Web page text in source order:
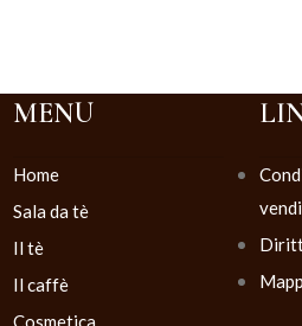
MENU
Home
Sala da tè
Il tè
Il caffè
Cosmetica